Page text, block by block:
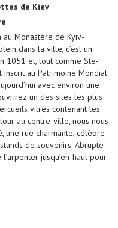
de Kiev
Monastère de Kyiv-
dans la ville, c’est un
1051 et, tout comme Ste-
au Patrimoine Mondial
avec environ une
un des sites les plus
vitrés contenant les
au centre-ville, nous nous
une rue charmante, célèbre
de souvenirs. Abrupte
jusqu’en-haut pour